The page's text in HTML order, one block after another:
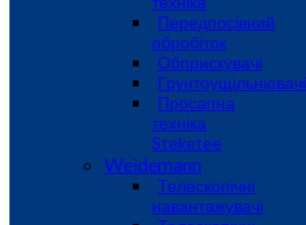
Передпосівний
обробіток
Обприскувачі
Грунтоущільнювачі
Просапна
техніка
Steketee
Weidemann
Телескопічні
навантажувачі